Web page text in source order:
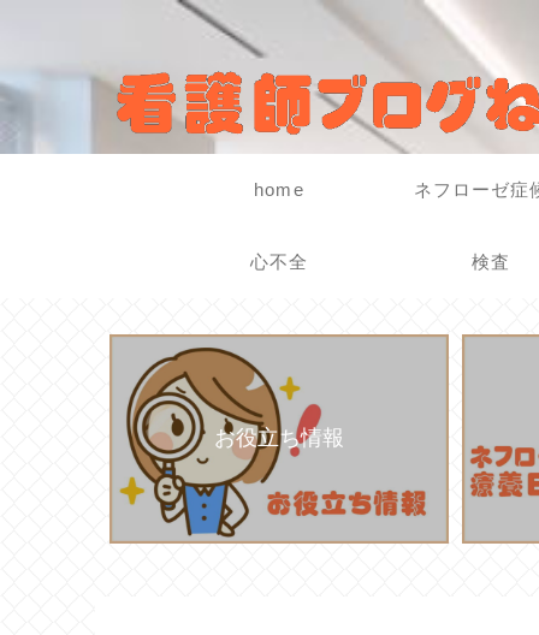
home ネフローゼ症
心不全 検査
お役立ち情報